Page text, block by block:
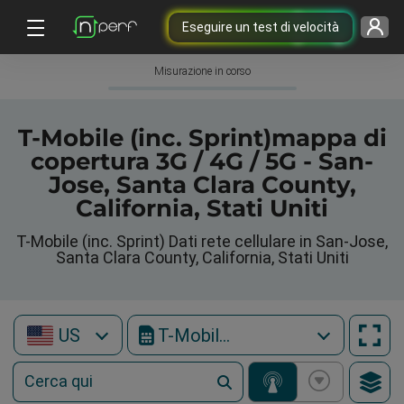
Eseguire un test di velocità
Misurazione in corso
T-Mobile (inc. Sprint)mappa di
copertura 3G / 4G / 5G - San-
Jose, Santa Clara County,
California, Stati Uniti
T-Mobile (inc. Sprint) Dati rete cellulare in San-Jose,
Santa Clara County, California, Stati Uniti
US T-Mobile (inc. Sprint)